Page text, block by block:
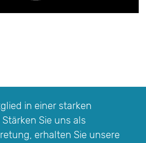
in einer starken
Sie uns als
erhalten Sie unsere